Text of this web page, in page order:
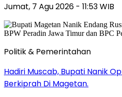
Jumat, 7 Agu 2026 - 11:53 WIB
Politik & Pemerintahan
Hadiri Muscab, Bupati Nanik
Berkiprah Di Magetan.